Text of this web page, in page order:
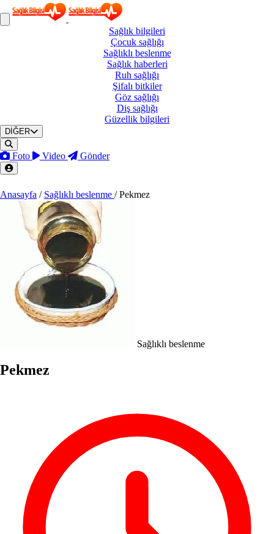
Sağlık bilgileri
Çocuk sağlığı
Sağlıklı beslenme
Sağlık haberleri
Ruh sağlığı
Şifalı bitkiler
Göz sağlığı
Diş sağlığı
Güzellik bilgileri
DİĞER
Foto Video Gönder
Anasayfa / Sağlıklı beslenme / Pekmez
Sağlıklı beslenme
Pekmez